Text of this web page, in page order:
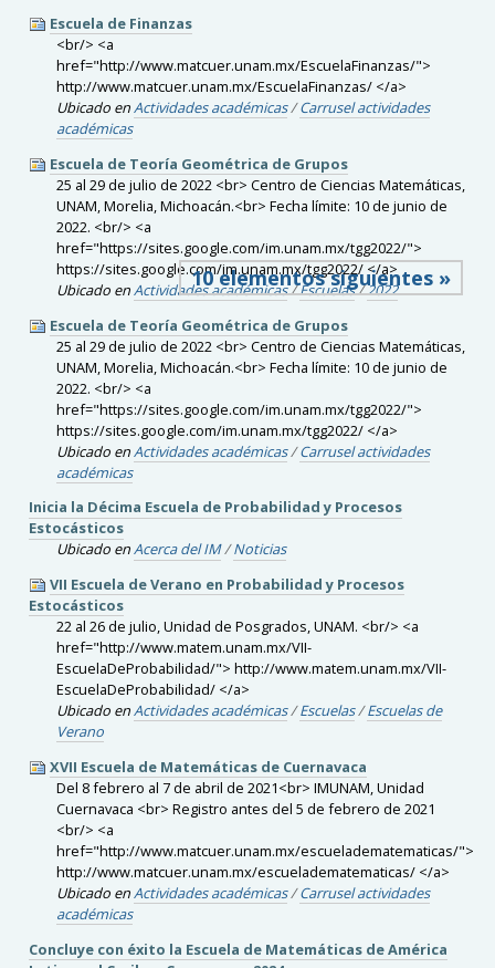
Escuela de Finanzas
<br/> <a
href="http://www.matcuer.unam.mx/EscuelaFinanzas/">
http://www.matcuer.unam.mx/EscuelaFinanzas/ </a>
Ubicado enActividades académicas/Carrusel actividades
académicas
Escuela de Teoría Geométrica de Grupos
25 al 29 de julio de 2022 <br> Centro de Ciencias Matemáticas,
UNAM, Morelia, Michoacán.<br> Fecha límite: 10 de junio de
2022. <br/> <a
href="https://sites.google.com/im.unam.mx/tgg2022/">
https://sites.google.com/im.unam.mx/tgg2022/ </a>
Ubicado enActividades académicas/Escuelas/2022
Escuela de Teoría Geométrica de Grupos
25 al 29 de julio de 2022 <br> Centro de Ciencias Matemáticas,
UNAM, Morelia, Michoacán.<br> Fecha límite: 10 de junio de
2022. <br/> <a
href="https://sites.google.com/im.unam.mx/tgg2022/">
https://sites.google.com/im.unam.mx/tgg2022/ </a>
Ubicado en Actividades académicas/Carrusel actividades
académicas
Inicia la Décima Escuela de Probabilidad y Procesos
Estocásticos
Ubicado enAcerca del IM/Noticias
VII Escuela de Verano en Probabilidad y Procesos
Estocásticos
22 al 26 de julio, Unidad de Posgrados, UNAM. <br/> <a
href="http://www.matem.unam.mx/VII-
EscuelaDeProbabilidad/"> http://www.matem.unam.mx/VII-
EscuelaDeProbabilidad/ </a>
Ubicado enActividades académicas/Escuelas/Escuelas de
Verano
XVII Escuela de Matemáticas de Cuernavaca
Del 8 febrero al 7 de abril de 2021<br> IMUNAM, Unidad
Cuernavaca <br> Registro antes del 5 de febrero de 2021
<br/> <a
href="http://www.matcuer.unam.mx/escueladematematicas/">
http://www.matcuer.unam.mx/escueladematematicas/ </a>
Ubicado enActividades académicas/Carrusel actividades
académicas
Concluye con éxito la Escuela de Matemáticas de América
10 elementos siguientes »